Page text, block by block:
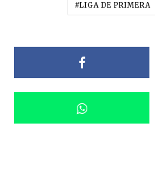
LIGA DE PRIMERA